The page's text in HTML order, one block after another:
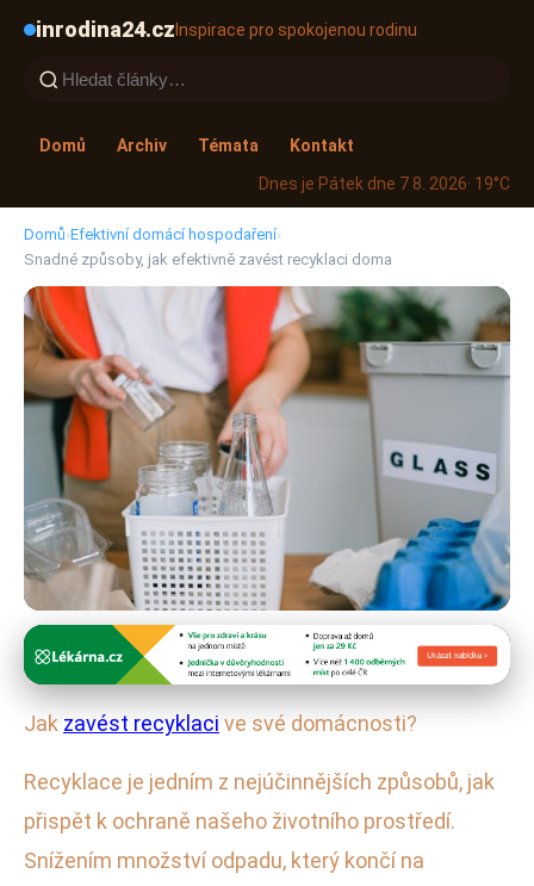
inrodina24.czInspirace pro spokojenou rodinu
Domů Archiv Témata
Kontakt
Dnes je Pátek dne 7 8. 2026· 19°C
Domů›Efektivní domácí hospodaření›
Snadné způsoby, jak efektivně zavést recyklaci doma
Efektivní domácí hospodaření
Snadné způsoby, jak efektivně
28. 1. 2026 · 4 min čtení · Autor: Veronika Bartošová
Jak zavést recyklaci ve své domácnosti?
Recyklace je jedním z nejúčinnějších způsobů, jak
přispět k ochraně našeho životního prostředí.
Snížením množství odpadu, který končí na